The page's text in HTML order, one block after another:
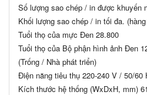
Số lượng sao chép / in được khuyến
Khối lượng sao chép / in tối đa.
Tuổi thọ của mực Đen 28.800
Tuổi thọ của Bộ phận hình ảnh Đen
(Trống / Nhà phát triển)
Điện năng tiêu thụ 220-240 V / 50/
Kích thước hệ thống (WxDxH, mm)